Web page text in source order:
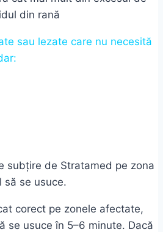
din rană
sau lezate care nu necesită
subțire de Stratamed pe zona
să se usuce.
corect pe zonele afectate,
se usuce în 5–6 minute. Dacă